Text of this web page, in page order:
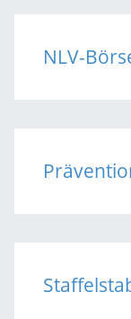
NLV-